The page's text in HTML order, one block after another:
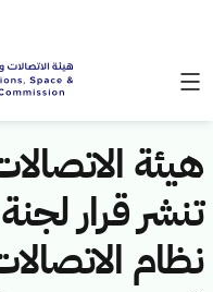
هيئة
تنشر قرار
نظام